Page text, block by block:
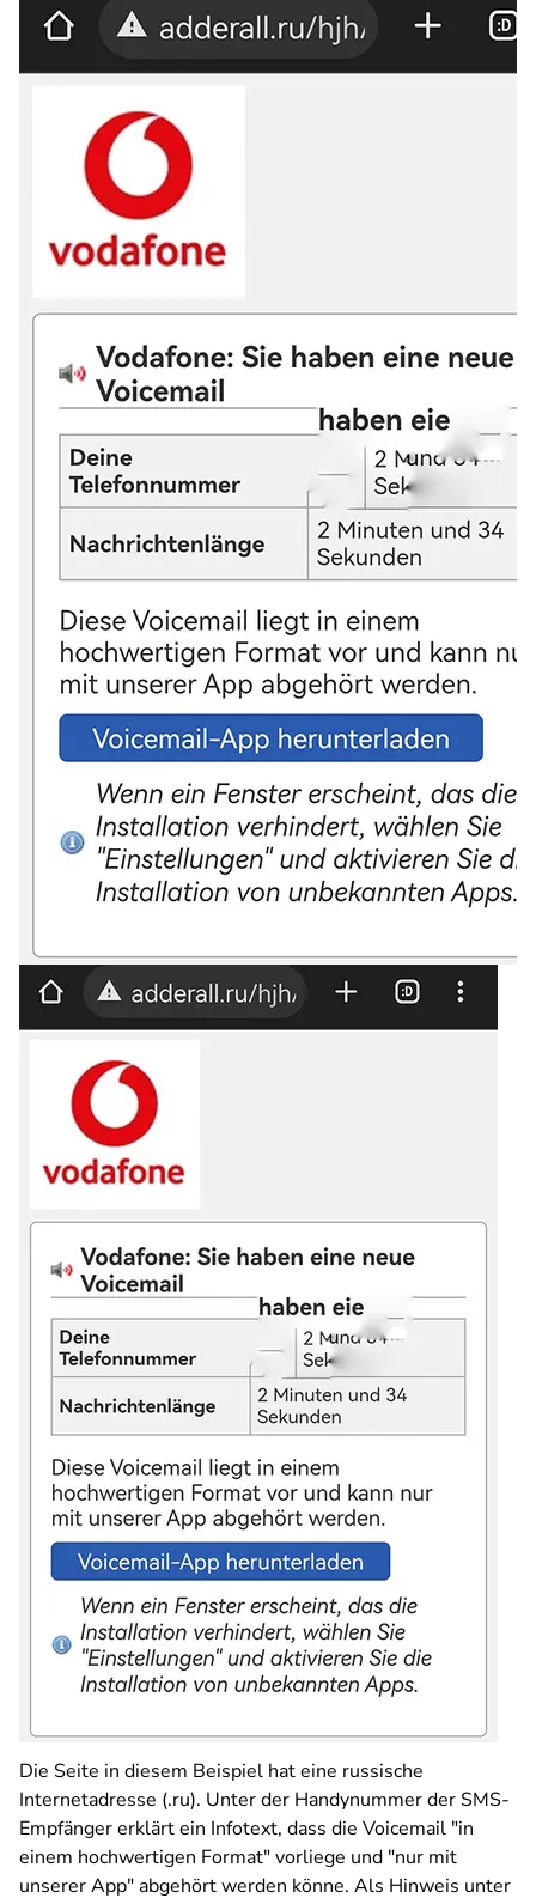
Die Seite in diesem Beispiel hat eine russische
Internetadresse (.ru). Unter der Handynummer der SMS-
Empfänger erklärt ein Infotext, dass die Voicemail "in
einem hochwertigen Format" vorliege und "nur mit
unserer App" abgehört werden könne. Als Hinweis unter